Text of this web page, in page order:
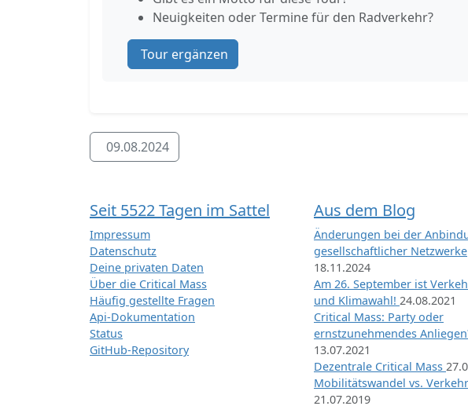
Neuigkeiten oder Termine für den Radverkehr?
Tour ergänzen
09.08.2024
Seit 5522 Tagen im Sattel
Impressum
Datenschutz
Deine privaten Daten
Über die Critical Mass
Häufig gestellte Fragen
Api-Dokumentation
Status
GitHub-Repository
Aus dem Blog
Änderungen bei der
gesellschaftlicher Netzwerke
18.11.2024
Am 26. September ist
und Klimawahl! 24.08.2021
Critical Mass: Party oder
ernstzunehmendes
13.07.2021
Dezentrale Critical Mass
Mobilitätswandel vs.
21.07.2019